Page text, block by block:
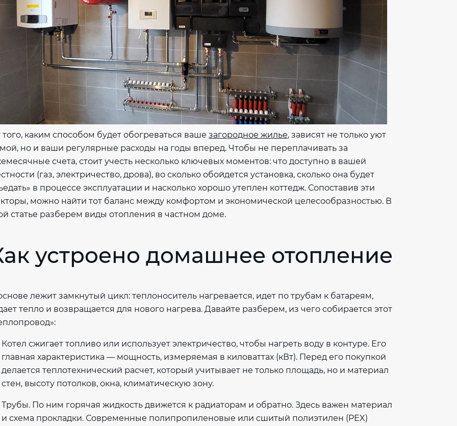
того, каким способом будет обогреваться ваше загородное жилье, зависят не только уют
но и ваши регулярные расходы на годы вперед. Чтобы не переплачивать за
счета, стоит учесть несколько ключевых моментов: что доступно в вашей
(газ, электричество, дрова), во сколько обойдется установка, сколько она будет
в процессе эксплуатации и насколько хорошо утеплен коттедж. Сопоставив эти
можно найти тот баланс между комфортом и экономической целесообразностью. В
статье разберем виды отопления в частном доме.
устроено домашнее отопление
лежит замкнутый цикл: теплоноситель нагревается, идет по трубам к батареям,
тепло и возвращается для нового нагрева. Давайте разберем, из чего собирается этот
Котел сжигает топливо или использует электричество, чтобы нагреть воду в контуре. Его
главная характеристика — мощность, измеряемая в киловаттах (кВт). Перед его покупкой
делается теплотехнический расчет, который учитывает не только площадь, но и материал
стен, высоту потолков, окна, климатическую зону.
Трубы. По ним горячая жидкость движется к радиаторам и обратно. Здесь важен материал
и схема прокладки. Современные полипропиленовые или сшитый полиэтилен (PEX)